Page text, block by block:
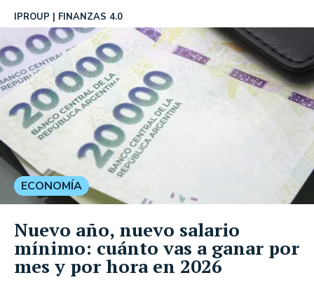
IPROUP FINANZAS 4.0
ECONOMÍA
Nuevo año, nuevo salario
mínimo: cuánto vas a ganar por
mes y por hora en 2026